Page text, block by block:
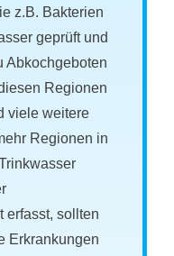
z.B. Bakterien
geprüft und
Abkochgeboten
Regionen
viele weitere
Regionen in
erfasst, sollten
Erkrankungen